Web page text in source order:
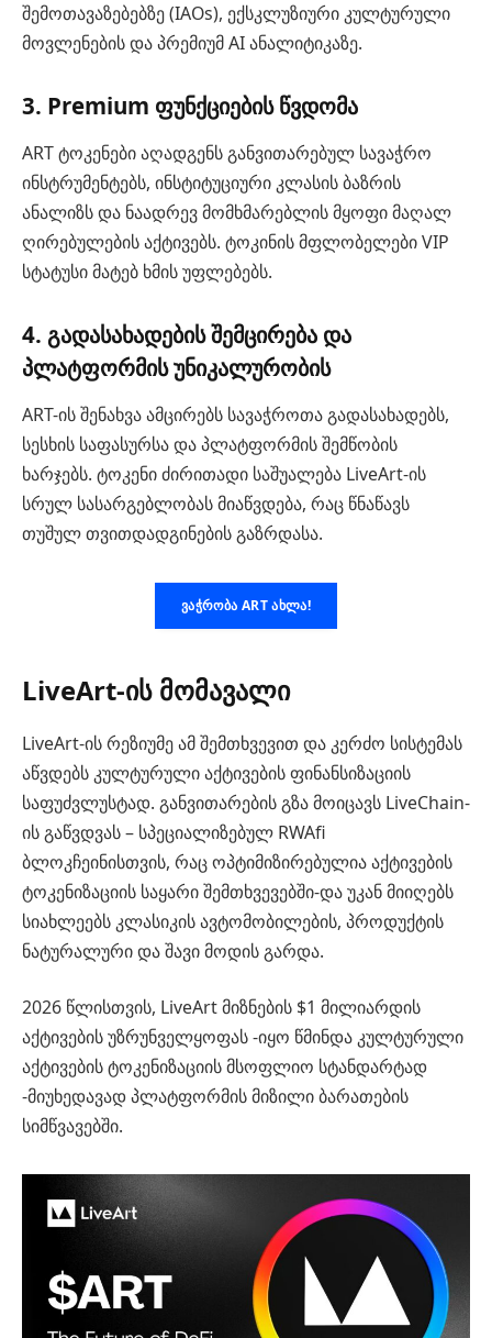
შემოთავაზებებზე (IAOs), ექსკლუზიური კულტურული
მოვლენების და პრემიუმ AI ანალიტიკაზე.
3. Premium ფუნქციების წვდომა
ART ტოკენები აღადგენს განვითარებულ სავაჭრო
ინსტრუმენტებს, ინსტიტუციური კლასის ბაზრის
ანალიზს და ნაადრევ მომხმარებლის მყოფი მაღალ
ღირებულების აქტივებს. ტოკინის მფლობელები VIP
სტატუსი მატებ ხმის უფლებებს.
4. გადასახადების შემცირება და
პლატფორმის უნიკალურობის
ART-ის შენახვა ამცირებს სავაჭროთა გადასახადებს,
სესხის საფასურსა და პლატფორმის შემწობის
ხარჯებს. ტოკენი ძირითადი საშუალება LiveArt-ის
სრულ სასარგებლობას მიაწვდება, რაც წნაწავს
თუშულ თვითდადგინების გაზრდასა.
ᲕᲐᲭᲠᲝᲑᲐ ART ᲐᲮᲚᲐ!
LiveArt-ის მომავალი
LiveArt-ის რეზიუმე ამ შემთხვევით და კერძო სისტემას
აწვდებს კულტურული აქტივების ფინანსიზაციის
საფუძვლუსტად. განვითარების გზა მოიცავს LiveChain-
ის გაწვდვას – სპეციალიზებულ RWAfi
ბლოკჩეინისთვის, რაც ოპტიმიზირებულია აქტივების
ტოკენიზაციის საყარი შემთხვევებში-და უკან მიიღებს
სიახლეებს კლასიკის ავტომობილების, პროდუქტის
ნატურალური და შავი მოდის გარდა.
2026 წლისთვის, LiveArt მიზნების $1 მილიარდის
აქტივების უზრუნველყოფას -იყო წმინდა კულტურული
აქტივების ტოკენიზაციის მსოფლიო სტანდარტად
-მიუხედავად პლატფორმის მიზილი ბარათების
სიმწვავებში.